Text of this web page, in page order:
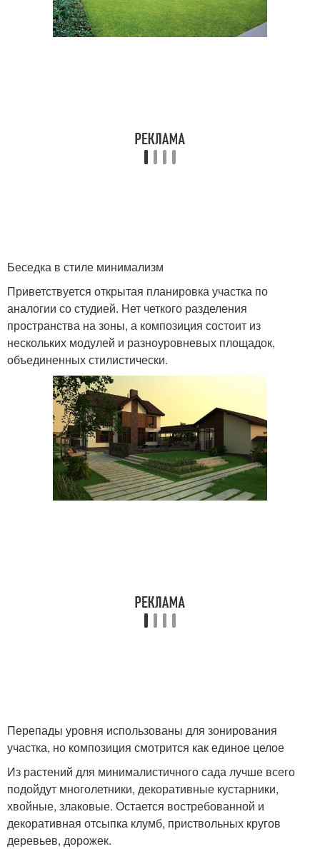
Беседка в стиле минимализм
Приветствуется открытая планировка участка по
аналогии со студией. Нет четкого разделения
пространства на зоны, а композиция состоит из
нескольких модулей и разноуровневых площадок,
объединенных стилистически.
Перепады уровня использованы для зонирования
участка, но композиция смотрится как единое целое
Из растений для минималистичного сада лучше всего
подойдут многолетники, декоративные кустарники,
хвойные, злаковые. Остается востребованной и
декоративная отсыпка клумб, приствольных кругов
деревьев, дорожек.